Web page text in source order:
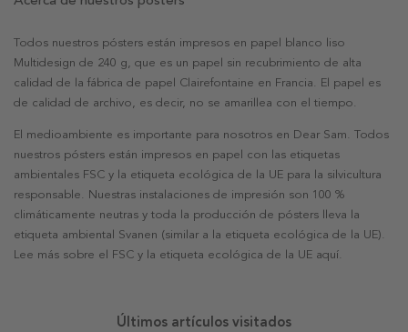
Todos nuestros pósters están impresos en papel blanco liso
Multidesign de 240 g, que es un papel sin recubrimiento de alta
calidad de la fábrica de papel Clairefontaine en Francia. El papel es
de calidad de archivo, es decir, no se amarillea con el tiempo.
El medioambiente es importante para nosotros en Dear Sam. Todos
nuestros pósters están impresos en papel con las etiquetas
ambientales FSC y la etiqueta ecológica de la UE para la silvicultura
responsable. Nuestras instalaciones de impresión son 100 %
climáticamente neutras y toda la producción de pósters lleva la
etiqueta ambiental Svanen (similar a la etiqueta ecológica de la UE).
Lee más sobre el FSC y la etiqueta ecológica de la UE aquí.
Últimos artículos visitados